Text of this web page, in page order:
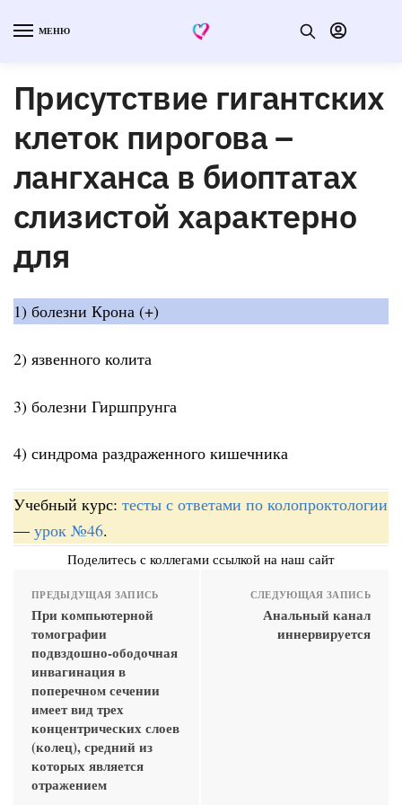
МЕНЮ
Присутствие гигантских
клеток пирогова –
лангханса в биоптатах
слизистой характерно
для
1) болезни Крона (+)
2) язвенного колита
3) болезни Гиршпрунга
4) синдрома раздраженного кишечника
Учебный курс: тесты с ответами по колопроктологии
— урок №46.
Поделитесь с коллегами ссылкой на наш сайт
ПРЕДЫДУЩАЯ ЗАПИСЬ
При компьютерной
томографии
подвздошно-ободочная
инвагинация в
поперечном сечении
имеет вид трех
концентрических слоев
(колец), средний из
которых является
отражением
СЛЕДУЮЩАЯ ЗАПИСЬ
Анальный канал
иннервируется